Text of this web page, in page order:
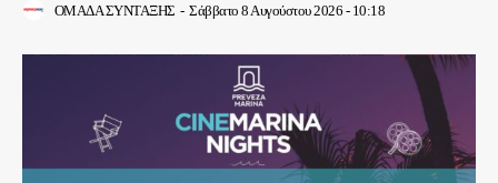
ΟΜΑΔΑ ΣΥΝΤΑΞΗΣ - Σάββατο 8 Αυγούστου 2026 - 10:18